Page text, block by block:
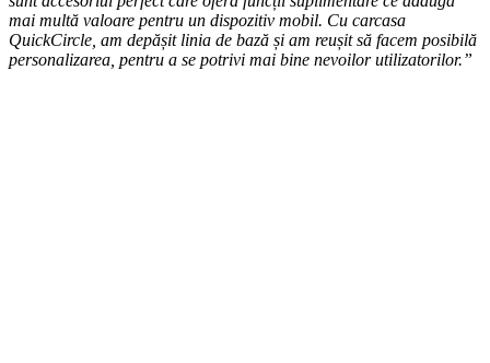
mai multă valoare pentru un dispozitiv mobil. Cu carcasa
QuickCircle, am depășit linia de bază și am reușit să facem posibilă
personalizarea, pentru a se potrivi mai bine nevoilor utilizatorilor.”